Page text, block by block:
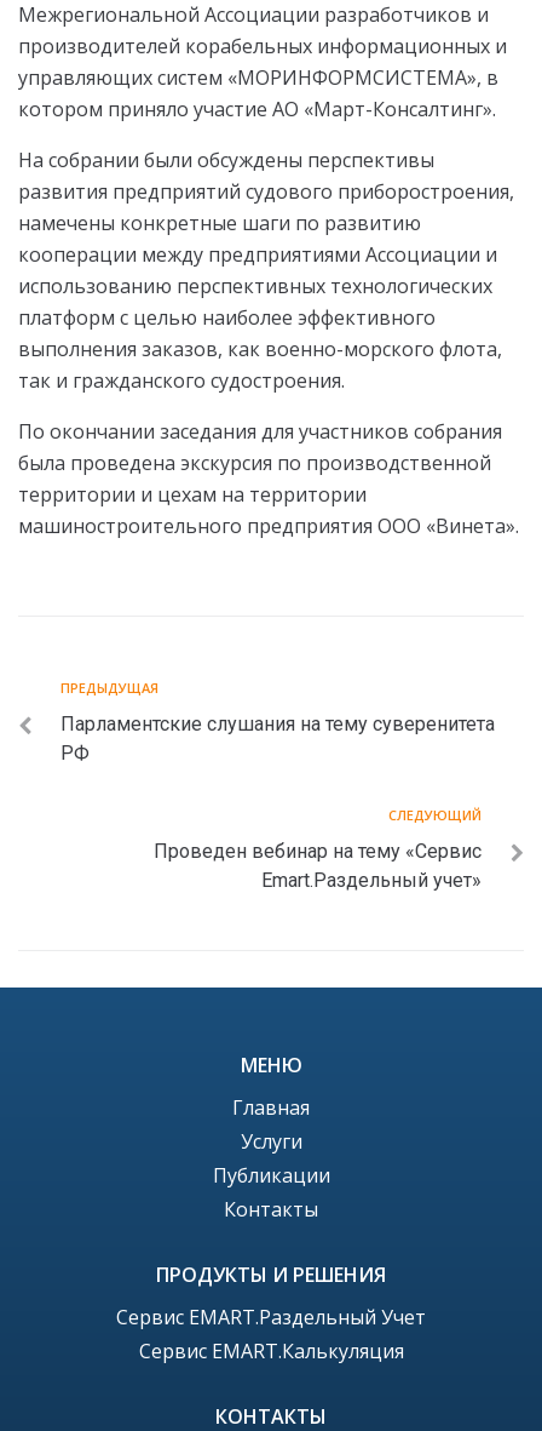
Межрегиональной Ассоциации разработчиков и
производителей корабельных информационных и
управляющих систем «МОРИНФОРМСИСТЕМА», в
котором приняло участие АО «Март-Консалтинг».
На собрании были обсуждены перспективы
развития предприятий судового приборостроения,
намечены конкретные шаги по развитию
кооперации между предприятиями Ассоциации и
использованию перспективных технологических
платформ с целью наиболее эффективного
выполнения заказов, как военно-морского флота,
так и гражданского судостроения.
По окончании заседания для участников собрания
была проведена экскурсия по производственной
территории и цехам на территории
машиностроительного предприятия ООО «Винета».
ПРЕДЫДУЩАЯ
Парламентские слушания на тему суверенитета
РФ
СЛЕДУЮЩИЙ
Проведен вебинар на тему «Сервис
Emart.Раздельный учет»
МЕНЮ
Главная
Услуги
Публикации
Контакты
ПРОДУКТЫ И РЕШЕНИЯ
Сервис EMART.Раздельный Учет
Сервис EMART.Калькуляция
КОНТАКТЫ